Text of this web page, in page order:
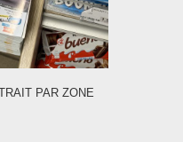
PAR ZONE